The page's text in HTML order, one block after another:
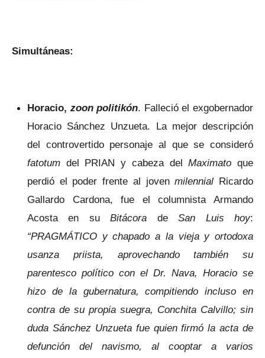
Simultáneas:
Horacio, zoon politikón. Falleció el exgobernador
Horacio Sánchez Unzueta. La mejor descripción
del controvertido personaje al que se consideró
fatotum del PRIAN y cabeza delMaximato que
perdió el poder frente al jovenmilennial Ricardo
Gallardo Cardona, fue el columnista Armando
Acosta en suBitácora deSan Luis hoy:
“PRAGMÁTICO y chapado a la vieja y ortodoxa
usanza priista, aprovechando también su
parentesco político con el Dr. Nava, Horacio se
hizo de la gubernatura, compitiendo incluso en
contra de su propia suegra, Conchita Calvillo; sin
duda Sánchez Unzueta fue quien firmó la acta de
defunción del navismo, al cooptar a varios